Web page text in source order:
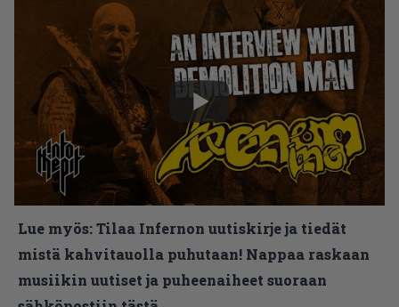
Lue myös:Tilaa Infernon uutiskirje ja tiedät
mistä kahvitauolla puhutaan! Nappaa raskaan
musiikin uutiset ja puheenaiheet suoraan